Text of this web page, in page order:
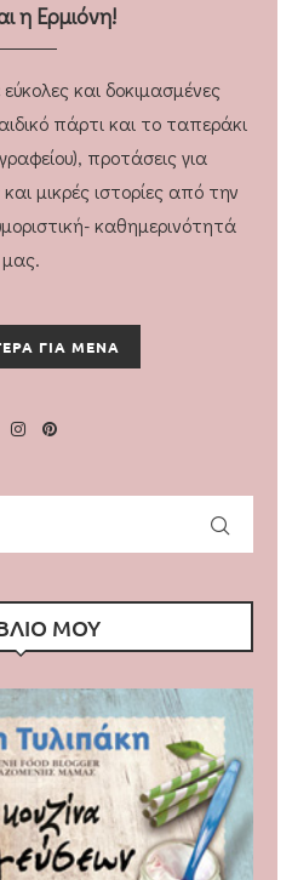
η Ερμιόνη!
και δοκιμασμένες
πάρτι και το ταπεράκι
προτάσεις για
μικρές ιστορίες από την
καθημερινότητά
μας.
ΓΙΑ ΜΕΝΑ
ΜΟΥ